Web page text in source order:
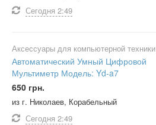
Сегодня 2:49
Аксессуары для компьютерной техники
Автоматический Умный Цифровой
Мультиметр Модель: Yd-a7
650 грн.
из г. Николаев, Корабельный
Сегодня 2:49